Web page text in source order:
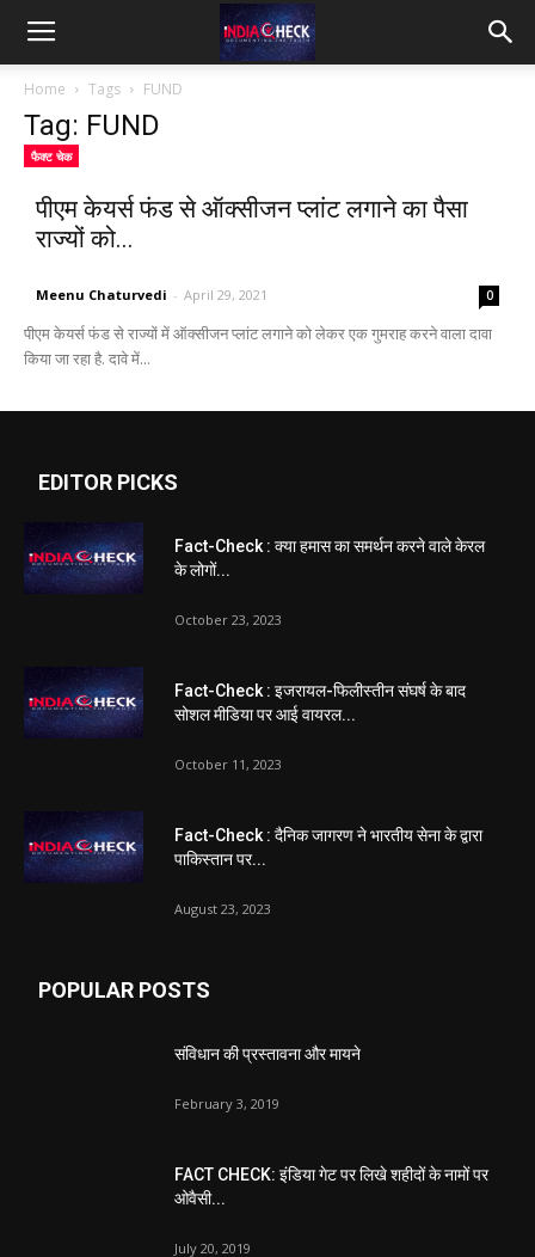
IndiaCheck
Home Tags FUND
Tag: FUND
फैक्ट चेक
पीएम केयर्स फंड से ऑक्सीजन प्लांट लगाने का पैसा
राज्यों को...
Meenu Chaturvedi - April 29, 2021 0
पीएम केयर्स फंड से राज्यों में ऑक्सीजन प्लांट लगाने को लेकर एक गुमराह करने वाला दावा
किया जा रहा है. दावे में...
EDITOR PICKS
Fact-Check : क्या हमास का समर्थन करने वाले केरल
के लोगों...
October 23, 2023
Fact-Check : इजरायल-फिलीस्तीन संघर्ष के बाद
सोशल मीडिया पर आई वायरल...
October 11, 2023
Fact-Check : दैनिक जागरण ने भारतीय सेना के द्वारा
पाकिस्तान पर...
August 23, 2023
POPULAR POSTS
संविधान की प्रस्तावना और मायने
February 3, 2019
FACT CHECK: इंडिया गेट पर लिखे शहीदों के नामों पर
ओवैसी...
July 20, 2019